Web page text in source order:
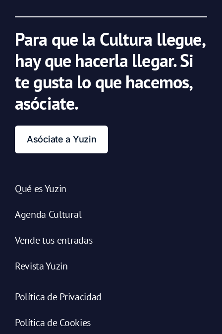
Para que la Cultura llegue,
hay que hacerla llegar. Si
te gusta lo que hacemos,
asóciate.
Asóciate a Yuzin
Qué es Yuzin
Agenda Cultural
Vende tus entradas
Revista Yuzin
Política de Privacidad
Política de Cookies